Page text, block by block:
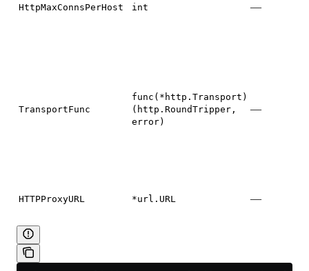
HttpMaxConnsPerHost int —
TransportFunc
func(*http.Transport)
(http.RoundTripper,
error)
—
HTTPProxyURL *url.URL —